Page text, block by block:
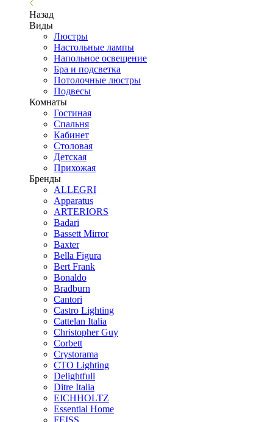
Назад
Виды
Люстры
Настольные лампы
Напольное освещение
Бра и подсветка
Потолочные люстры
Подвесы
Комнаты
Гостиная
Спальня
Кабинет
Столовая
Детская
Прихожая
Бренды
ALLEGRI
Apparatus
ARTERIORS
Badari
Bassett Mirror
Baxter
Bella Figura
Bert Frank
Bonaldo
Bradburn
Cantori
Castro Lighting
Cattelan Italia
Christopher Guy
Corbett
Crystorama
CTO Lighting
Delightfull
Ditre Italia
EICHHOLTZ
Essential Home
FEISS